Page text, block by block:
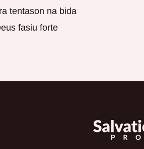
tentason na bida
fasiu forte